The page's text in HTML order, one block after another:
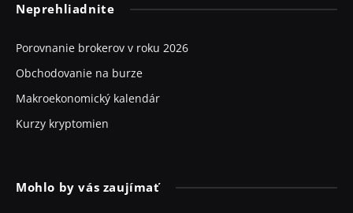
Neprehliadnite
Porovnanie brokerov v roku 2026
Obchodovanie na burze
Makroekonomický kalendár
Kurzy kryptomien
Mohlo by vás zaujímať